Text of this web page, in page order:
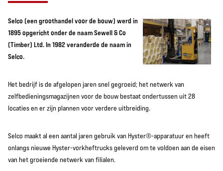
Selco (een groothandel voor de bouw) werd in
1895 opgericht onder de naam Sewell & Co
(Timber) Ltd. In 1982 veranderde de naam in
Selco.
Het bedrijf is de afgelopen jaren snel gegroeid; het netwerk van
zelfbedieningsmagazijnen voor de bouw bestaat ondertussen uit 28
locaties en er zijn plannen voor verdere uitbreiding.
Selco maakt al een aantal jaren gebruik van Hyster®-apparatuur en heeft
onlangs nieuwe Hyster-vorkheftrucks geleverd om te voldoen aan de eisen
van het groeiende netwerk van filialen.